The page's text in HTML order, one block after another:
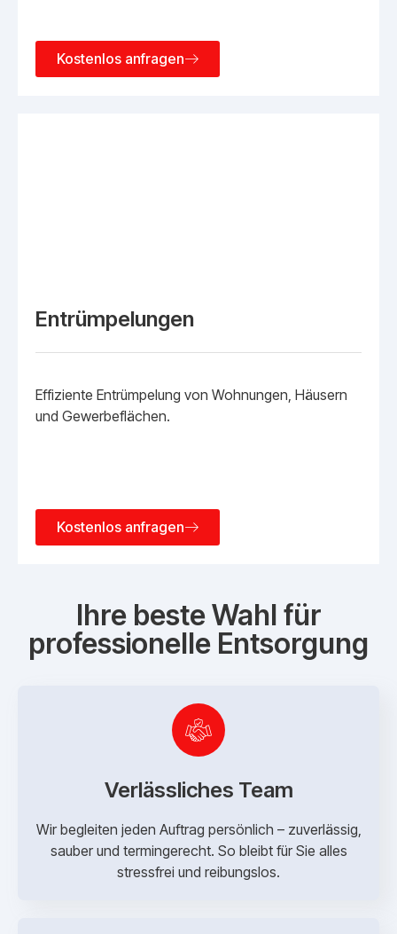
Kostenlos anfragen
Entrümpelungen
Effiziente Entrümpelung von Wohnungen, Häusern
und Gewerbeflächen.
Kostenlos anfragen
Ihre beste Wahl für
professionelle Entsorgung
Verlässliches Team
Wir begleiten jeden Auftrag persönlich – zuverlässig,
sauber und termingerecht. So bleibt für Sie alles
stressfrei und reibungslos.